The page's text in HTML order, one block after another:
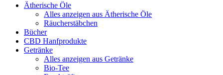
Ätherische Öle
Alles anzeigen aus Ätherische Öle
Räucherstäbchen
Bücher
CBD Hanfprodukte
Getränke
Alles anzeigen aus Getränke
Bio-Tee